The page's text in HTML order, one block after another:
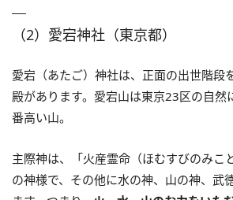
（2）愛宕神社（東京都）
愛宕（あたご）神社は、正面の出世階段
殿があります。愛宕山は東京23区の自然
番高い山。
主際神は、「火産霊命（ほむすびのみこ
の神様で、その他に水の神、山の神、武